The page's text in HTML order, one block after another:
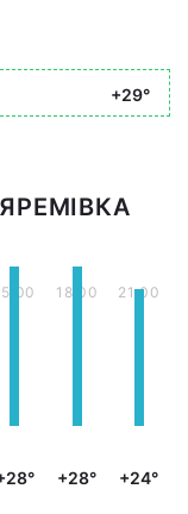
+29°
18:00
+28°
21:00
+24°